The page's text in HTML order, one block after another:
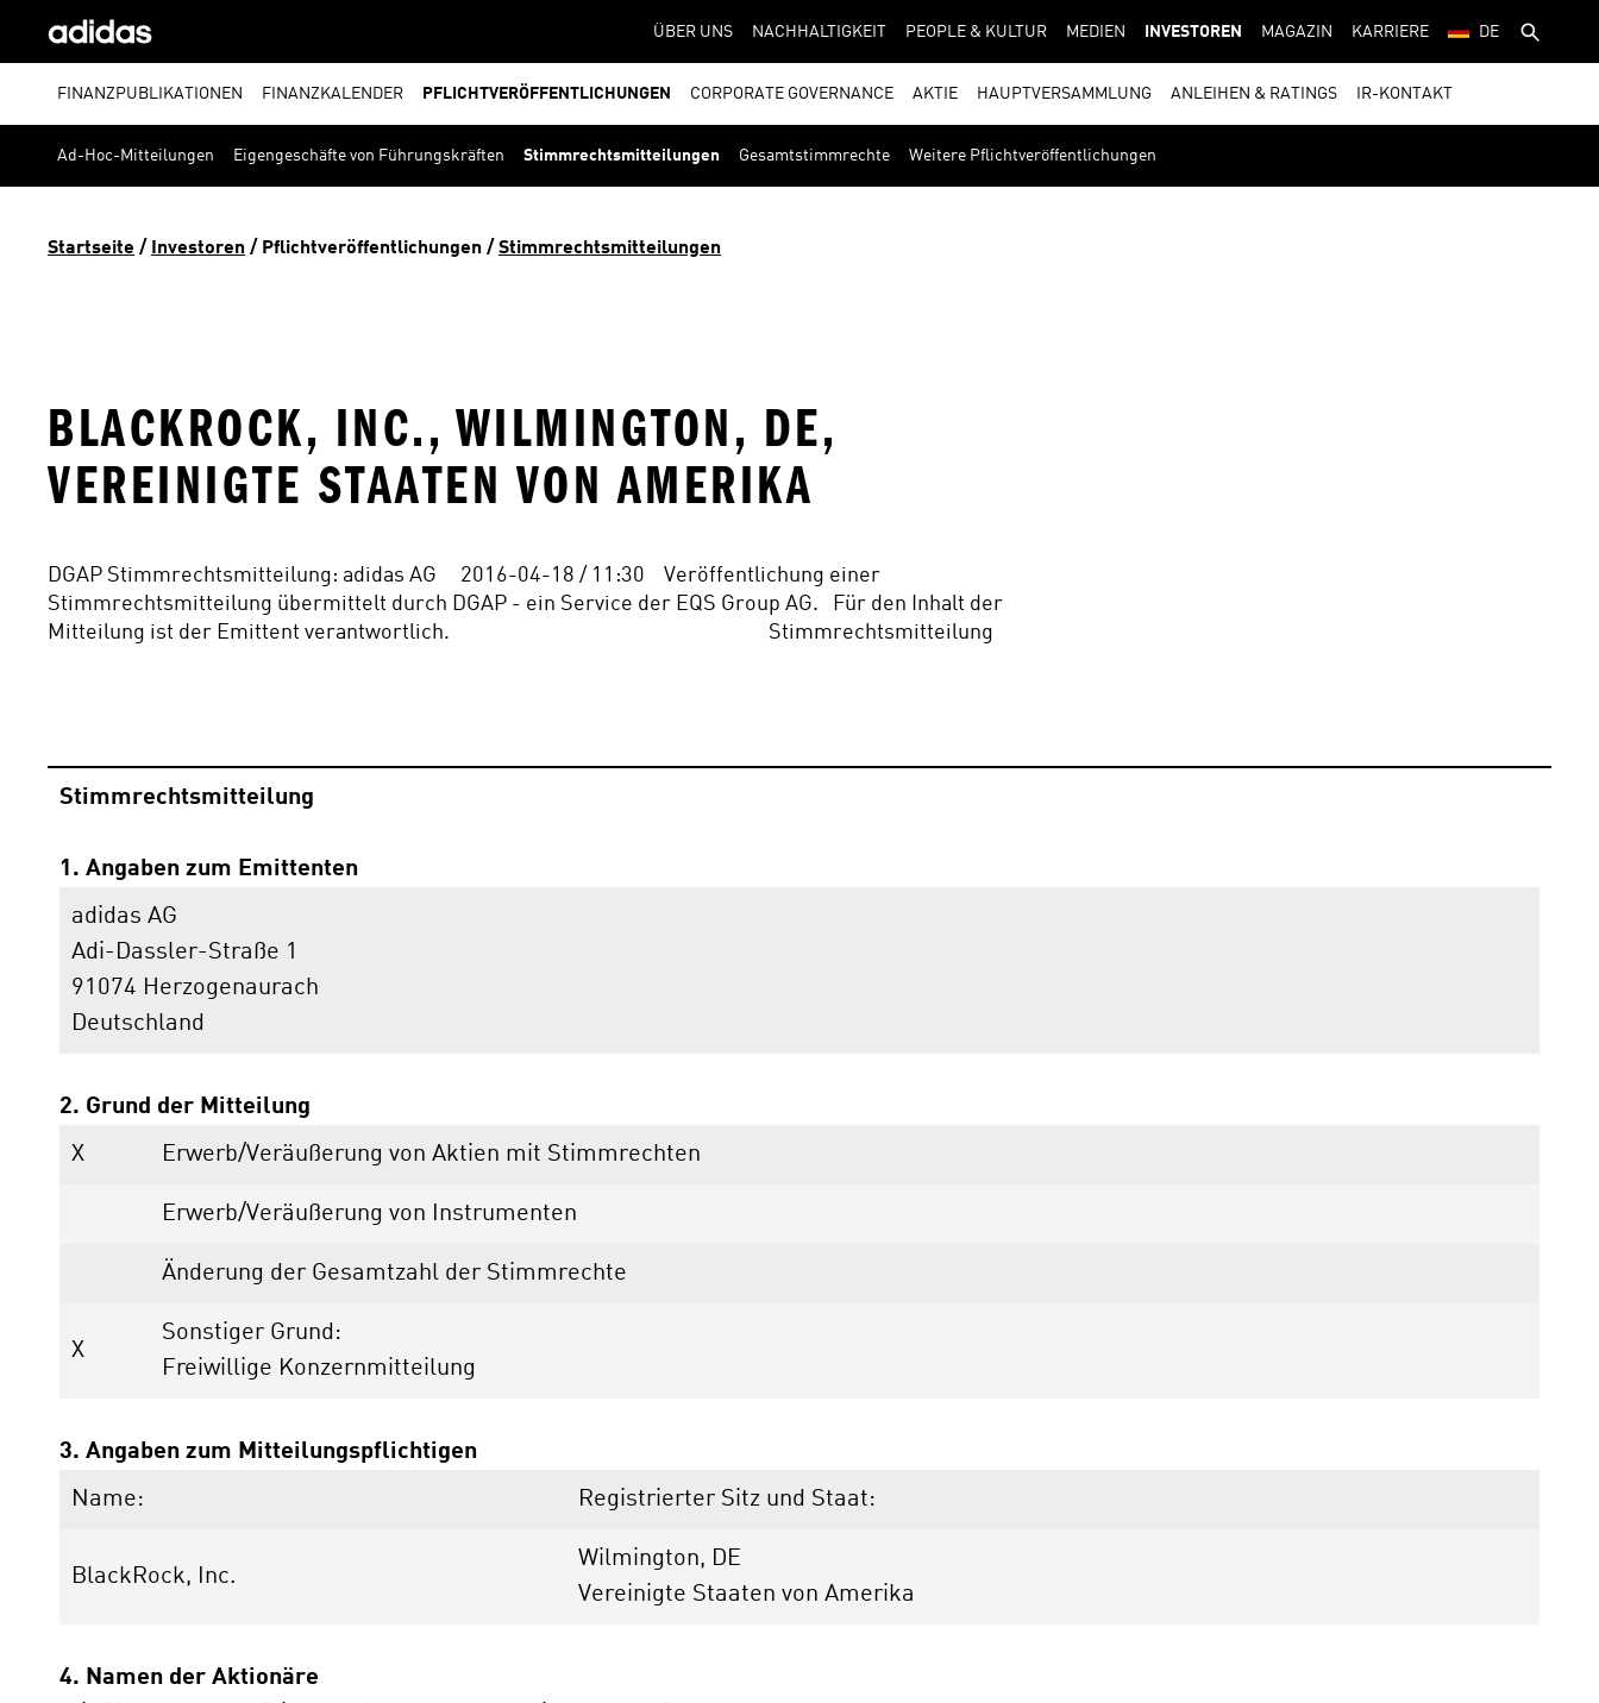
ÜBER UNS NACHHALTIGKEIT PEOPLE & KULTUR MEDIEN INVESTOREN MAGAZIN KARRIERE DE
FINANZPUBLIKATIONEN FINANZKALENDER PFLICHTVERÖFFENTLICHUNGEN CORPORATE GOVERNANCE AKTIE HAUPTVERSAMMLUNG ANLEIHEN & RATINGS IR-KONTAKT
Ad-Hoc-Mitteilungen Eigengeschäfte von Führungskräften Stimmrechtsmitteilungen Gesamtstimmrechte Weitere Pflichtveröffentlichungen
Startseite / Investoren / Pflichtveröffentlichungen / Stimmrechtsmitteilungen
BLACKROCK, INC., WILMINGTON, DE,
VEREINIGTE STAATEN VON AMERIKA
DGAP Stimmrechtsmitteilung: adidas AG     2016-04-18 / 11:30    Veröffentlichung einer
Stimmrechtsmitteilung übermittelt durch DGAP - ein Service der EQS Group AG.   Für den Inhalt der
Mitteilung ist der Emittent verantwortlich.                                                                   Stimmrechtsmitteilung
Stimmrechtsmitteilung
1. Angaben zum Emittenten
adidas AG
Adi-Dassler-Straße 1
91074 Herzogenaurach
Deutschland
2. Grund der Mitteilung
X
Erwerb/Veräußerung von Aktien mit Stimmrechten
Erwerb/Veräußerung von Instrumenten
Änderung der Gesamtzahl der Stimmrechte
X
Sonstiger Grund:
Freiwillige Konzernmitteilung
3. Angaben zum Mitteilungspflichtigen
Name:
Registrierter Sitz und Staat:
BlackRock, Inc.
Wilmington, DE
Vereinigte Staaten von Amerika
4. Namen der Aktionäre